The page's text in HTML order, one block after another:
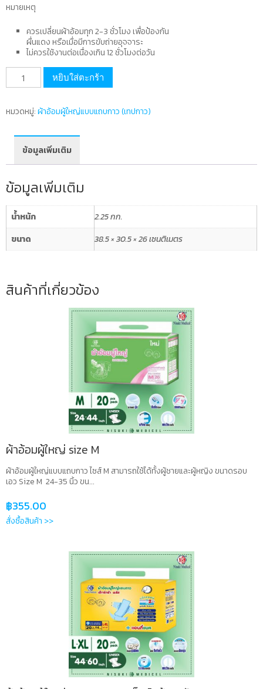
หมายเหตุ
ควรเปลี่ยนผ้าอ้อมทุก 2-3 ชั่วโมง เพื่อป้องกัน
ผื่นแดง หรือเมื่อมีการขับถ่ายอุจจาระ
ไม่ควรใช้งานต่อเนื่องเกิน 12 ชั่วโมงต่อวัน
จำนวน
ผ้า
ผู้ใหญ่
แบบ
กาว
ตร้า
พลัส
NS
ขนาด
M
ชิ้น
หยิบใส่ตะกร้า
หมวดหมู่:ผ้าอ้อมผู้ใหญ่แบบแถบกาว (เทปกาว)
ข้อมูลเพิ่มเติม
ข้อมูลเพิ่มเติม
น้ำหนัก
2.25 กก.
ขนาด
38.5 × 30.5 × 26 เซนติเมตร
สินค้าที่เกี่ยวข้อง
ผ้าอ้อมผู้ใหญ่ size M
ผ้าอ้อมผู้ใหญ่แบบแถบกาว ไซส์ M สามารถใช้ได้ทั้งผู้ชายและผู้หญิง ขนาดรอบ
เอว Size M 24-35 นิ้ว ขน...
฿355.00
สั่งซื้อสินค้า >>